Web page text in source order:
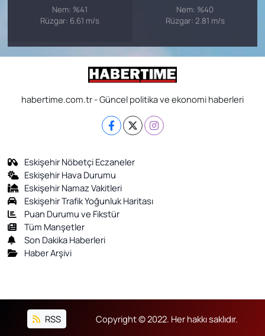
Nem: %41
Rüzgar: 6.61 m/s
Nem: %40
Rüzgar: 2.81 m/s
habertime.com.tr - Güncel politika ve ekonomi haberleri
Eskişehir Nöbetçi Eczaneler
Eskişehir Hava Durumu
Eskişehir Namaz Vakitleri
Eskişehir Trafik Yoğunluk Haritası
Puan Durumu ve Fikstür
Tüm Manşetler
Son Dakika Haberleri
Haber Arşivi
RSS Copyright © 2022. Her hakkı saklıdır.